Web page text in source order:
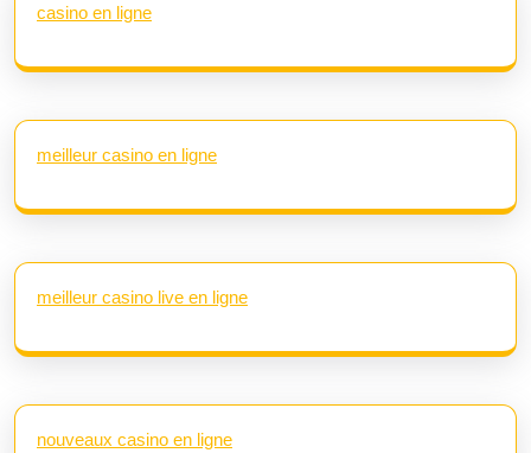
casino en ligne
meilleur casino en ligne
meilleur casino live en ligne
nouveaux casino en ligne